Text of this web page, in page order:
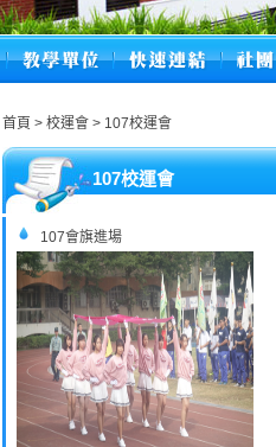
首頁 > 校運會 > 107校運會
107校運會
107會旗進場